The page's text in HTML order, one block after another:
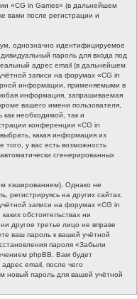
«CG in Games» (в дальнейшем
вами после регистрации и
однозначно идентифицируемое
пароль для входа под
адрес email (в дальнейшем
записи на форумах «CG in
информации, применяемыми в
информация, запрашиваемая
вашего имени пользователя,
необходимой, так и
конференции «CG in
какая информация из
у вас есть возможность
сгенерированных
хэшированием). Однако не
регистрируясь на других сайтах.
записи на форумах «CG in
обстоятельствах ни
другое третье лицо не вправе
ваш пароль к вашей учётной
пароля «Забыли
phpBB. Вам будет
email, после чего
новый пароль для вашей учётной